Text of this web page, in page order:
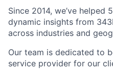
Since 2014, we’ve
dynamic insights from
across industries and
Our team is dedicated to
service provider for our